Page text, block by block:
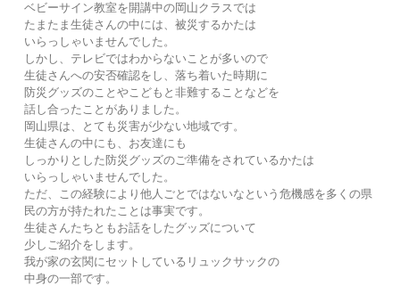
ベビーサイン教室を開講中の岡山クラスでは
たまたま生徒さんの中には、被災するかたは
いらっしゃいませんでした。
しかし、テレビではわからないことが多いので
生徒さんへの安否確認をし、落ち着いた時期に
防災グッズのことやこどもと非難することなどを
話し合ったことがありました。
岡山県は、とても災害が少ない地域です。
生徒さんの中にも、お友達にも
しっかりとした防災グッズのご準備をされているかたは
いらっしゃいませんでした。
ただ、この経験により他人ごとではないなという危機感を多くの県
民の方が持たれたことは事実です。
生徒さんたちともお話をしたグッズについて
少しご紹介をします。
我が家の玄関にセットしているリュックサックの
中身の一部です。